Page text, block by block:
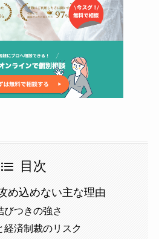
目次
め込めない主な理由
びつきの強さ
経済制裁のリスク